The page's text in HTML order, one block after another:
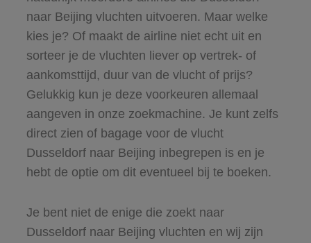
naar Beijing vluchten uitvoeren. Maar welke
kies je? Of maakt de airline niet echt uit en
sorteer je de vluchten liever op vertrek- of
aankomsttijd, duur van de vlucht of prijs?
Gelukkig kun je deze voorkeuren allemaal
aangeven in onze zoekmachine. Je kunt zelfs
direct zien of bagage voor de vlucht
Dusseldorf naar Beijing inbegrepen is en je
hebt de optie om dit eventueel bij te boeken.
Je bent niet de enige die zoekt naar
Dusseldorf naar Beijing vluchten en wij zijn